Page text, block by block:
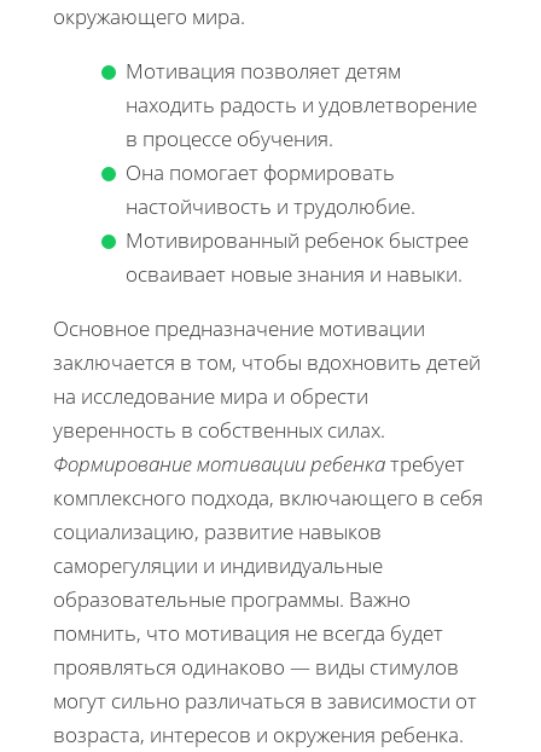
окружающего мира.
Мотивация позволяет детям
находить радость и удовлетворение
в процессе обучения.
Она помогает формировать
настойчивость и трудолюбие.
Мотивированный ребенок быстрее
осваивает новые знания и навыки.
Основное предназначение мотивации
заключается в том, чтобы вдохновить детей
на исследование мира и обрести
уверенность в собственных силах.
Формирование мотивации ребенкатребует
комплексного подхода, включающего в себя
социализацию, развитие навыков
саморегуляции и индивидуальные
образовательные программы. Важно
помнить, что мотивация не всегда будет
проявляться одинаково — виды стимулов
могут сильно различаться в зависимости от
возраста, интересов и окружения ребенка.